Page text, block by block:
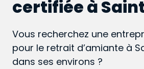
certifiée à
Vous recherchez une
pour le retrait d’amiante à
dans ses environs ?